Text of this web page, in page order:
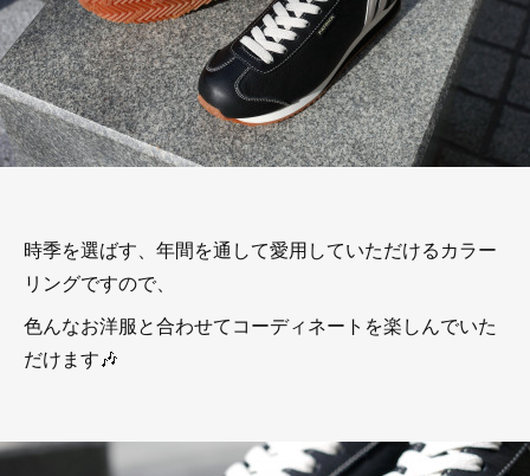
時季を選ばす、年間を通して愛用していただけるカラー
リングですので、
色んなお洋服と合わせてコーディネートを楽しんでいた
だけます🎶